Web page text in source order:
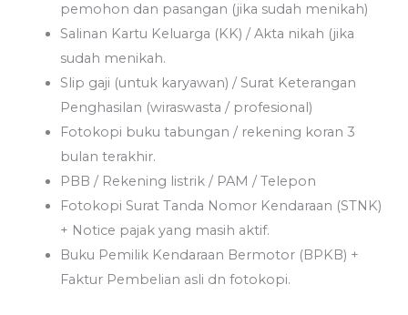
pemohon dan pasangan (jika sudah menikah)
Salinan Kartu Keluarga (KK) / Akta nikah (jika
sudah menikah.
Slip gaji (untuk karyawan) / Surat Keterangan
Penghasilan (wiraswasta / profesional)
Fotokopi buku tabungan / rekening koran 3
bulan terakhir.
PBB / Rekening listrik / PAM / Telepon
Fotokopi Surat Tanda Nomor Kendaraan (STNK)
+ Notice pajak yang masih aktif.
Buku Pemilik Kendaraan Bermotor (BPKB) +
Faktur Pembelian asli dn fotokopi.